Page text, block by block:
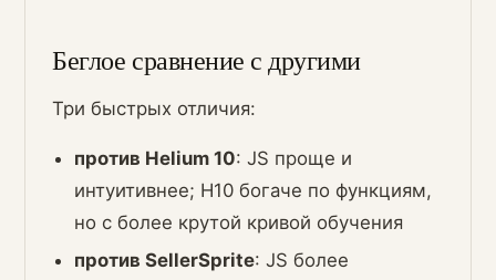
Беглое сравнение с другими
Три быстрых отличия:
против Helium 10: JS проще и
интуитивнее; H10 богаче по функциям,
но с более крутой кривой обучения
против SellerSprite: JS более